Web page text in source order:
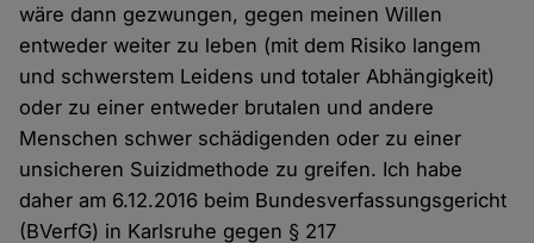
wäre dann gezwungen, gegen meinen Willen
entweder weiter zu leben (mit dem Risiko langem
und schwerstem Leidens und totaler Abhängigkeit)
oder zu einer entweder brutalen und andere
Menschen schwer schädigenden oder zu einer
unsicheren Suizidmethode zu greifen. Ich habe
daher am 6.12.2016 beim Bundesverfassungsgericht
(BVerfG) in Karlsruhe gegen § 217